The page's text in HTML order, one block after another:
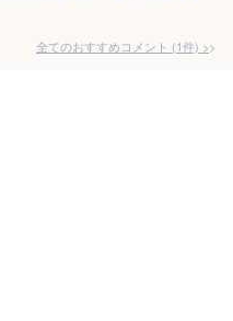
全てのおすすめコメント (1件) >